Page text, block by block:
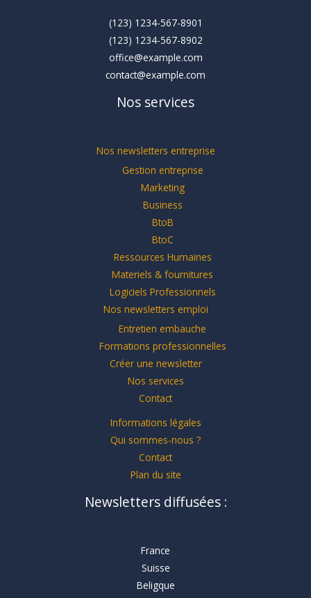
(123) 1234-567-8901
(123) 1234-567-8902
office@example.com
contact@example.com
Nos services
Nos newsletters entreprise
Gestion entreprise
Marketing
Business
BtoB
BtoC
Ressources Humaines
Materiels & fournitures
Logiciels Professionnels
Nos newsletters emploi
Entretien embauche
Formations professionnelles
Créer une newsletter
Nos services
Contact
Informations légales
Qui sommes-nous ?
Contact
Plan du site
Newsletters diffusées :
France
Suisse
Beligque